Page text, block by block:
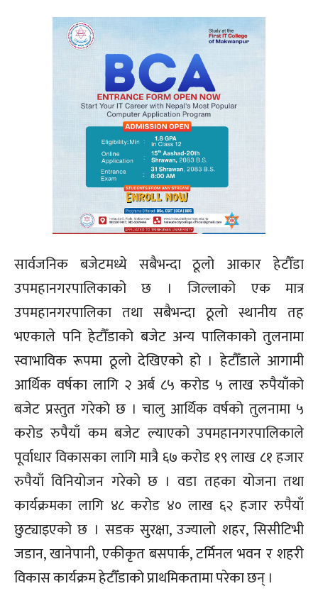
सार्वजनिक बजेटमध्ये सबैभन्दा ठूलो आकार हेटौँडा
उपमहानगरपालिकाको छ । जिल्लाको एक मात्र
उपमहानगरपालिका तथा सबैभन्दा ठूलो स्थानीय तह
भएकाले पनि हेटौँडाको बजेट अन्य पालिकाको तुलनामा
स्वाभाविक रूपमा ठूलो देखिएको हो । हेटौँडाले आगामी
आर्थिक वर्षका लागि २ अर्ब ८५ करोड ५ लाख रुपैयाँको
बजेट प्रस्तुत गरेको छ । चालु आर्थिक वर्षको तुलनामा ५
करोड रुपैयाँ कम बजेट ल्याएको उपमहानगरपालिकाले
पूर्वाधार विकासका लागि मात्रै ६७ करोड १९ लाख ८१ हजार
रुपैयाँ विनियोजन गरेको छ । वडा तहका योजना तथा
कार्यक्रमका लागि ४८ करोड ४० लाख ६२ हजार रुपैयाँ
छुट्याइएको छ । सडक सुरक्षा, उज्यालो शहर, सिसीटिभी
जडान, खानेपानी, एकीकृत बसपार्क, टर्मिनल भवन र शहरी
विकास कार्यक्रम हेटौँडाको प्राथमिकतामा परेका छन् ।